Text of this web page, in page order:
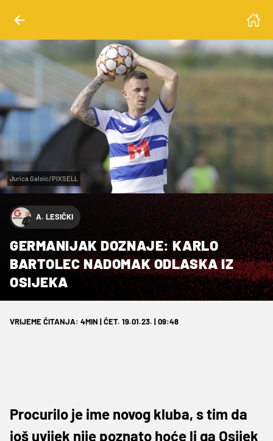
Jurica Galoic/PIXSELL
A. LESIČKI
GERMANIJAK DOZNAJE: KARLO
BARTOLEC NADOMAK ODLASKA IZ
OSIJEKA
VRIJEME ČITANJA: 4MIN | ČET. 19.01.23. | 09:48
Procurilo je ime novog kluba, s tim da
još uvijek nije poznato hoće li ga Osijek